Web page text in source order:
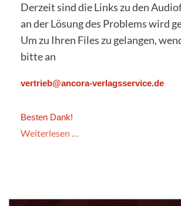
Derzeit sind die Links zu den
an der Lösung des Problems wird
Um zu Ihren Files zu gelangen,
bitte an
vertrieb@ancora-verlagsservice.de
Besten Dank!
Weiterlesen …